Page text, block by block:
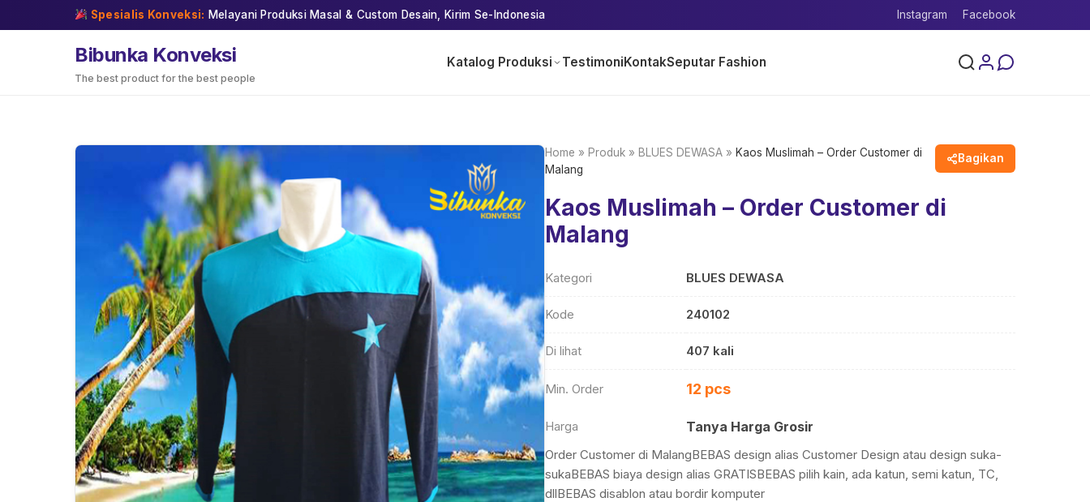
to
Spesialis Konveksi: Melayani Produksi Masal & Custom Desain, Kirim Se-Indonesia Instagram Facebook
Bibunka Konveksi
The best product for the best people
Katalog Produksi TestimoniKontakSeputar Fashion
Home » Produk » BLUES DEWASA » Kaos Muslimah – Order Customer di
Malang
Bagikan
Kaos Muslimah – Order Customer di
Malang
Kategori BLUES DEWASA
Kode 240102
Di lihat 407 kali
Min. Order 12 pcs
Harga Tanya Harga Grosir
Order Customer di MalangBEBAS design alias Customer Design atau design suka-
sukaBEBAS biaya design alias GRATISBEBAS pilih kain, ada katun, semi katun, TC,
dllBEBAS disablon atau bordir komputer